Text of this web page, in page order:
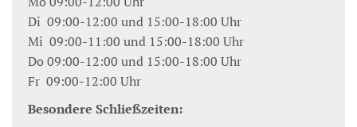
Di 09:00-12:00 und 15:00-18:00 Uhr
Mi 09:00-11:00 und 15:00-18:00 Uhr
Do 09:00-12:00 und 15:00-18:00 Uhr
Fr 09:00-12:00 Uhr
Besondere Schließzeiten: